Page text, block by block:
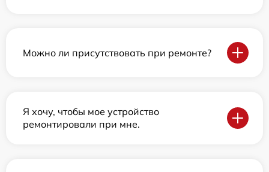
Можно ли присутствовать при ремонте?
Я хочу, чтобы мое устройство
ремонтировали при мне.